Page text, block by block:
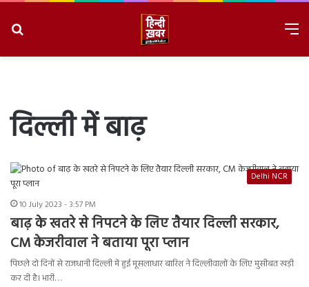
दिल्ली में बाढ़
Delhi NCR
10 July 2023 - 3:57 PM
बाढ़ के खतरे से निपटने के लिए तैयार दिल्ली सरकार,
CM केजरीवाल ने बताया पूरा प्लान
पिछले दो दिनों से राजधानी दिल्ली में हुई मूसलाधार बारिश ने दिल्लीवालों के लिए मुसीबत खड़ी
कर दी है। भारी…